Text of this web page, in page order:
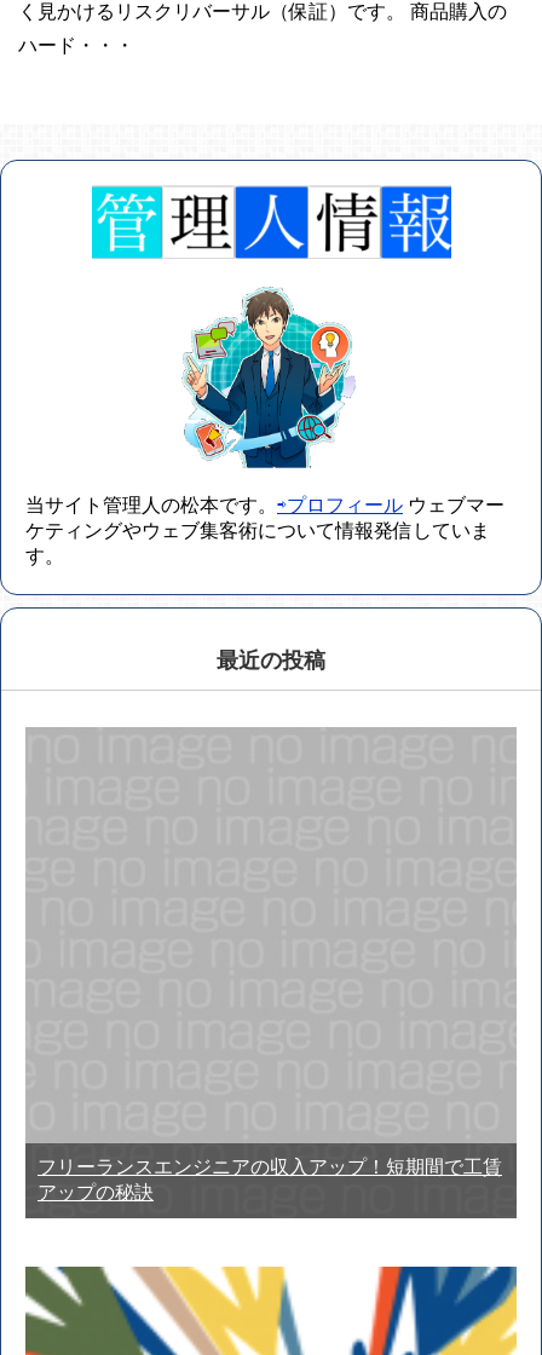
く見かけるリスクリバーサル（保証）です。 商品購入の
ハード・・・
当サイト管理人の松本です。 ⇨プロフィール ウェブマー
ケティングやウェブ集客術について情報発信していま
す。
最近の投稿
フリーランスエンジニアの収入アップ！短期間で工賃
アップの秘訣